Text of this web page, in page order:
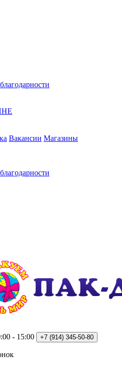
Вакансии Магазины
- 15:00 +7 (914) 345-50-80